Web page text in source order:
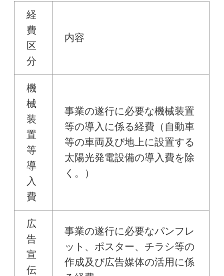
経
費
区
分
内容
機
械
装
置
等
導
入
費
事業の遂行に必要な機械装置
等の導入に係る経費（自動車
等の車両及び地上に設置する
太陽光発電設備の導入費を除
く。）
広
告
宣
伝
事業の遂行に必要なパンフレ
ット、ポスター、チラシ等の
作成及び広告媒体の活用に係